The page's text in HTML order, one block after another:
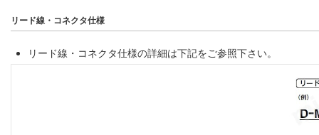
リード線・コネクタ仕様
リード線・コネクタ仕様の詳細は下記をご参照下さい。